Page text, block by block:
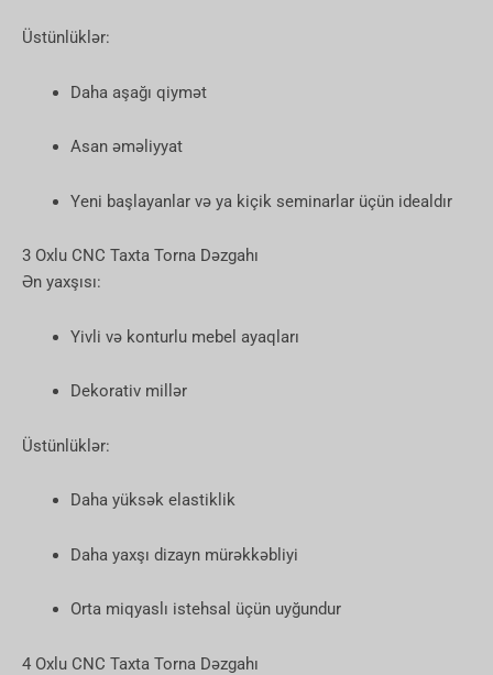
Üstünlüklər:
Daha aşağı qiymət
Asan əməliyyat
Yeni başlayanlar və ya kiçik seminarlar üçün idealdır
3 Oxlu CNC Taxta Torna Dəzgahı
Ən yaxşısı:
Yivli və konturlu mebel ayaqları
Dekorativ millər
Üstünlüklər:
Daha yüksək elastiklik
Daha yaxşı dizayn mürəkkəbliyi
Orta miqyaslı istehsal üçün uyğundur
4 Oxlu CNC Taxta Torna Dəzgahı